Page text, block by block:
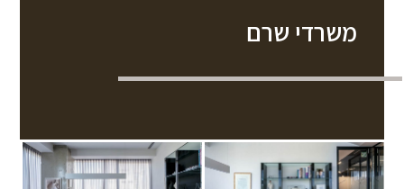
משרדי שרם